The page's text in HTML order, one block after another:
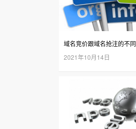
域名竞价跟域名抢注的不同
2021年10月14日